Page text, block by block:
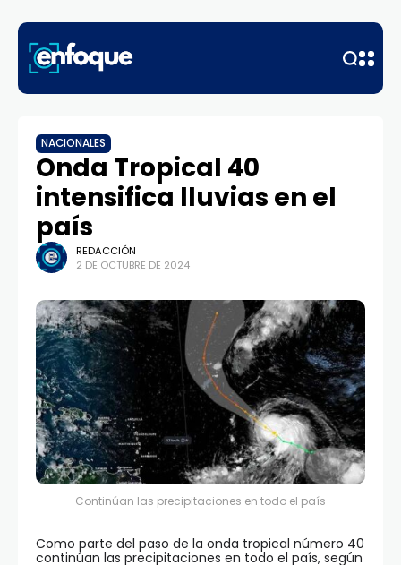
NACIONALES
Onda Tropical 40
intensifica lluvias en el
país
REDACCIÓN
2 DE OCTUBRE DE 2024
Continúan las precipitaciones en todo el país
Como parte del paso de la onda tropical número 40
continúan las precipitaciones en todo el país, según